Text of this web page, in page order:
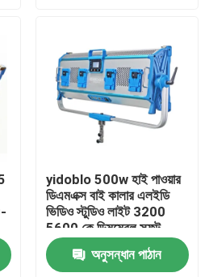
yidoblo 500w হাই পাওয়ার
ডিএমএক্স বাই কালার এলইডি
ভিডিও স্টুডিও লাইট 3200
5600 কে ডিমমেবল সফট
এলইডি প্যানেল লাইট এস 120
অনুসন্ধান পাঠান